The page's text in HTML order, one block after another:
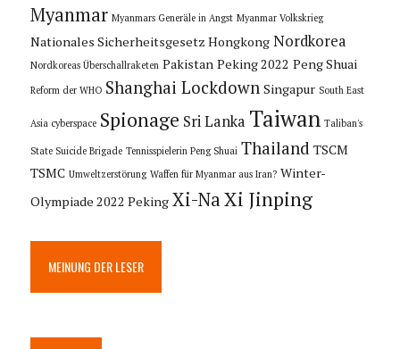
Myanmar Myanmars Generäle in Angst Myanmar Volkskrieg
Nationales Sicherheitsgesetz Hongkong Nordkorea
Nordkoreas Überschallraketen Pakistan Peking 2022 Peng Shuai
Reform der WHO Shanghai Lockdown Singapur South East
Asia cyberspace Spionage Sri Lanka Taiwan Taliban's
State Suicide Brigade Tennisspielerin Peng Shuai Thailand TSCM
TSMC Umweltzerstörung Waffen für Myanmar aus Iran? Winter-
Olympiade 2022 Peking Xi-NaXi Jinping
MEINUNG DER LESER